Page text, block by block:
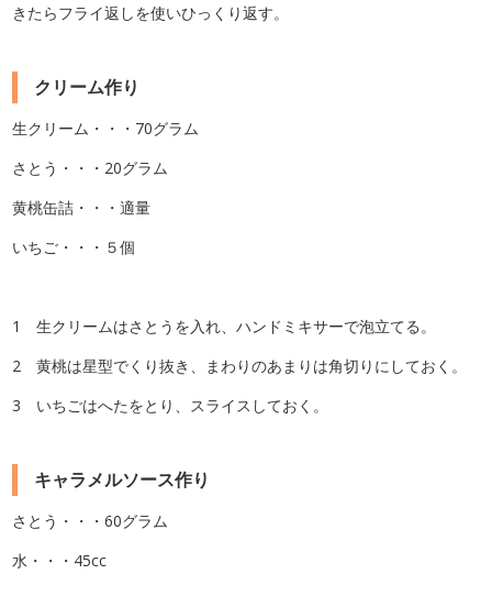
きたらフライ返しを使いひっくり返す。
クリーム作り
生クリーム・・・70グラム
さとう・・・20グラム
黄桃缶詰・・・適量
いちご・・・５個
1 生クリームはさとうを入れ、ハンドミキサーで泡立てる。
2 黄桃は星型でくり抜き、まわりのあまりは角切りにしておく。
3 いちごはへたをとり、スライスしておく。
キャラメルソース作り
さとう・・・60グラム
水・・・45cc